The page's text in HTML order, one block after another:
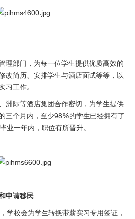
理部门，为每一位学生提供优质高效的
改简历、安排学生与酒店面试等等，以
习工作。
洲际等酒店集团合作密切，为学生提供
三个月内，至少98%的学生已经拥有了
业一年内，职位有所晋升。
申请移民
学校会为学生转换带薪实习专用签证，